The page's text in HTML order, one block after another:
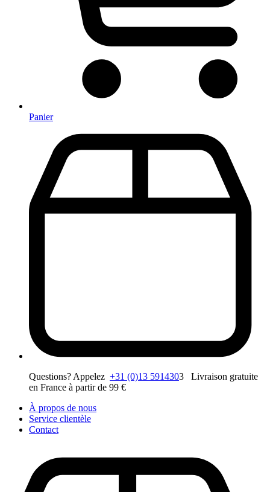
Panier
Questions? Appelez +31 (0)13 5914303 Livraison gratuite
en France à partir de 99 €
À propos de nous
Service clientèle
Contact